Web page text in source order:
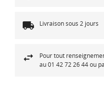
Livraison sous 2 jours
Pour tout
au 01 42 72 26 44 ou